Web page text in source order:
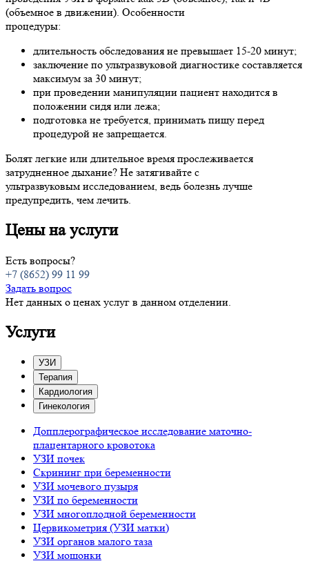
(объемное в движении). Особенности
процедуры:
длительность обследования не превышает 15-20 минут;
заключение по ультразвуковой диагностике составляется
максимум за 30 минут;
при проведении манипуляции пациент находится в
положении сидя или лежа;
подготовка не требуется, принимать пищу перед
процедурой не запрещается.
Болят легкие или длительное время прослеживается
затрудненное дыхание? Не затягивайте с
ультразвуковым исследованием, ведь болезнь лучше
предупредить, чем лечить.
Цены на услуги
Есть вопросы?
+7 (8652) 99 11 99
Задать вопрос
Нет данных о ценах услуг в данном отделении.
Услуги
УЗИ
Терапия
Кардиология
Гинекология
Допплерографическое исследование маточно-
плацентарного кровотока
УЗИ почек
Скрининг при беременности
УЗИ мочевого пузыря
УЗИ по беременности
УЗИ многоплодной беременности
Цервикометрия (УЗИ матки)
УЗИ органов малого таза
УЗИ мошонки